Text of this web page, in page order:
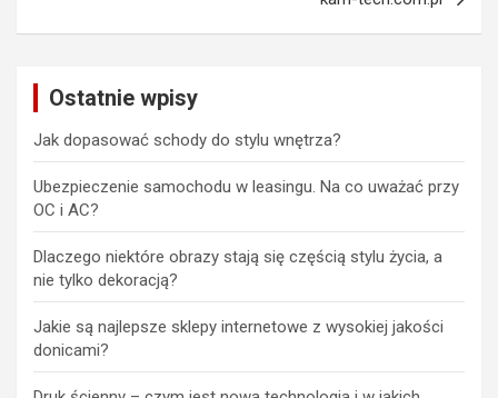
Ostatnie wpisy
Jak dopasować schody do stylu wnętrza?
Ubezpieczenie samochodu w leasingu. Na co uważać przy
OC i AC?
Dlaczego niektóre obrazy stają się częścią stylu życia, a
nie tylko dekoracją?
Jakie są najlepsze sklepy internetowe z wysokiej jakości
donicami?